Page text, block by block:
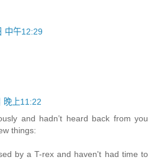
中午12:29
晚上11:22
and hadn’t heard back from you
things:
by a T-rex and haven't had time to